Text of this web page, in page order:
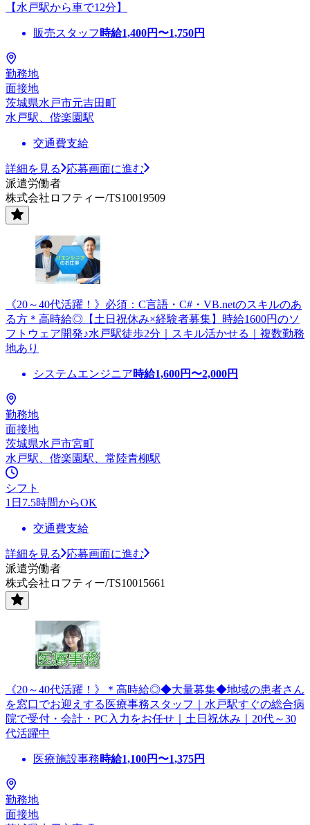
【水戸駅から車で12分】
販売スタッフ 時給1,400円〜1,750円
勤務地
面接地
茨城県水戸市元吉田町
水戸駅、偕楽園駅
交通費支給
詳細を見る
応募画面に進む
派遣労働者
株式会社ロフティー/TS10019509
《20～40代活躍！》必須：C言語・C#・VB.netのスキルのあ
る方＊高時給◎【土日祝休み×経験者募集】時給1600円のソ
フトウェア開発♪水戸駅徒歩2分｜スキル活かせる｜複数勤務
地あり
システムエンジニア時給1,600円〜2,000円
勤務地
面接地
茨城県水戸市宮町
水戸駅、偕楽園駅、常陸青柳駅
シフト
1日7.5時間からOK
交通費支給
詳細を見る
応募画面に進む
派遣労働者
株式会社ロフティー/TS10015661
《20～40代活躍！》＊高時給◎◆大量募集◆地域の患者さん
を窓口でお迎えする医療事務スタッフ｜水戸駅すぐの総合病
院で受付・会計・PC入力をお任せ｜土日祝休み｜20代～30
代活躍中
医療施設事務時給1,100円〜1,375円
勤務地
面接地